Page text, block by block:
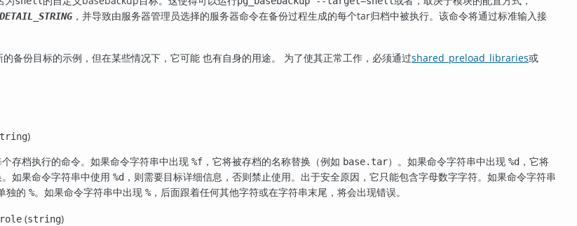
DETAIL_STRING ，并导致由服务器管理员选择的服务器命令在备份过程生成的每个tar归档中被执行。该命令将通过标准输入接
备份目标的示例，但在某些情况下，它可能 也有自身的用途。 为了使其正常工作，必须通过shared_preload_libraries或
)
存档执行的命令。如果命令字符串中出现 %f ，它将被存档的名称替换（例如 base.tar）。如果命令字符串中出现 %d ，它将
如果命令字符串中使用 %d ，则需要目标详细信息，否则禁止使用。出于安全原因，它只能包含字母数字字符。如果命令字符串
独的 %。如果命令字符串中出现 % ，后面跟着任何其他字符或在字符串末尾，将会出现错误。
(string)